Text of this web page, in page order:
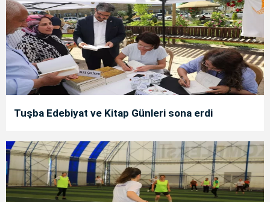
Tuşba Edebiyat ve Kitap Günleri sona erdi